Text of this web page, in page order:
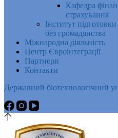
Кафедра
страхування
Інститут
без громадянства
Міжнародна діяльність
Центр Євроінтеграції
Партнери
Контакти
Державний біотехнологічний